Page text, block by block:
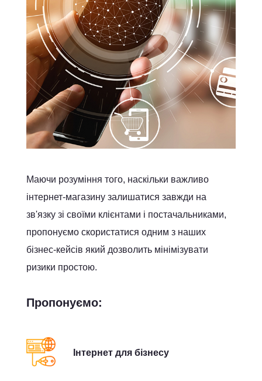
Маючи розуміння того, наскільки важливо
інтернет-магазину залишатися завжди на
зв'язку зі своїми клієнтами і постачальниками,
пропонуємо скористатися одним з наших
бізнес-кейсів який дозволить мінімізувати
ризики простою.
Пропонуємо:
Інтернет для бізнесу